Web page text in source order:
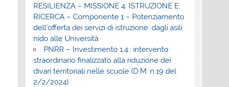
RESILIENZA – MISSIONE 4: ISTRUZIONE E
RICERCA – Componente 1 – Potenziamento
dell’offerta dei servizi di istruzione: dagli asili
nido alle Università
PNRR – Investimento 1.4.: intervento
straordinario finalizzato alla riduzione dei
divari territoriali nelle scuole (D.M. n.19 del
2/2/2024).